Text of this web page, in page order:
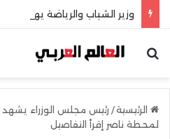
وزير الشباب والرياضة يهنئ
بحث عن
الرئيسية/ رئيس مجلس الوزراء
لمحطة ناصر إقرأ التفاصيل